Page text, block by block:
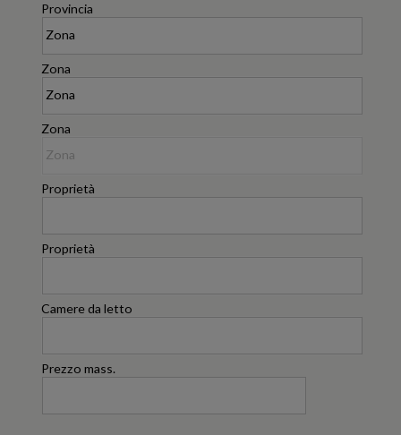
Provincia
Zona
Zona
Proprietà
Proprietà
Camere da letto
Prezzo mass.